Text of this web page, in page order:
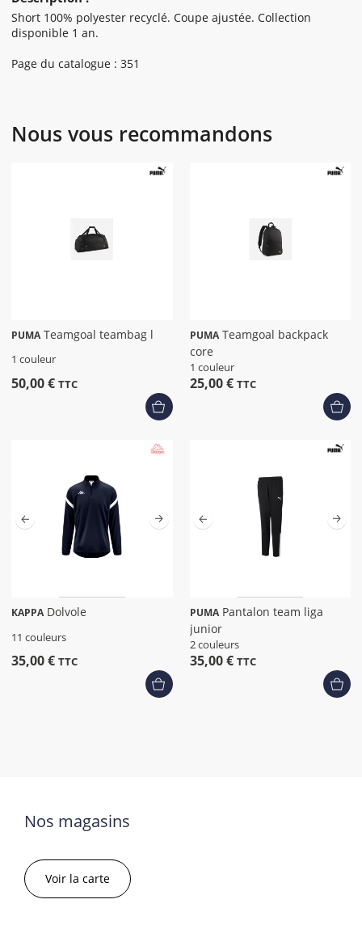
Short 100% polyester recyclé. Coupe ajustée. Collection
disponible 1 an.
Page du catalogue : 351
Nous vous recommandons
PUMA Teamgoal teambag l
1 couleur
50,00 € TTC
PUMATeamgoal backpack
core
1 couleur
25,00 € TTC
KAPPA Dolvole
11 couleurs
35,00 € TTC
PUMAPantalon team liga
junior
2 couleurs
35,00 € TTC
Nos magasins
Voir la carte